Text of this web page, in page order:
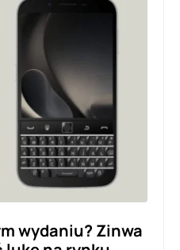
wydaniu? Zinwa